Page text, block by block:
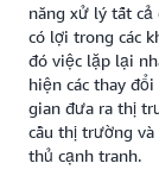
năng xử lý tất
có lợi trong các
đó việc lặp lại
hiện các thay
gian đưa ra thị
cầu thị trường và
thủ cạnh tranh.